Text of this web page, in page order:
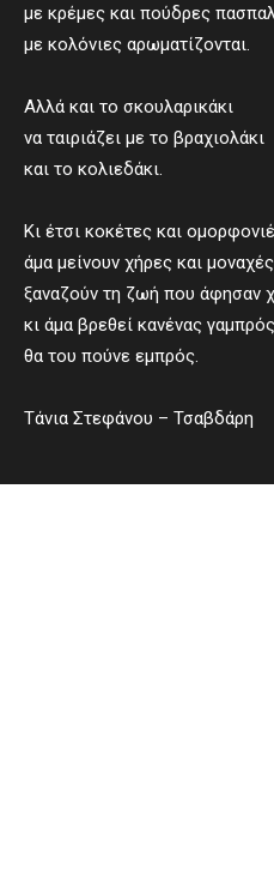
με κρέμες και πούδρες
με κολόνιες αρωματίζονται.
Αλλά και το σκουλαρικάκι
να ταιριάζει με το βραχιολάκι
και το κολιεδάκι.
Κι έτσι κοκέτες και
άμα μείνουν χήρες και μοναχές
ξαναζούν τη ζωή που άφησαν
κι άμα βρεθεί κανένας γαμπρός
θα του πούνε εμπρός.
Τάνια Στεφάνου – Τσαβδάρη